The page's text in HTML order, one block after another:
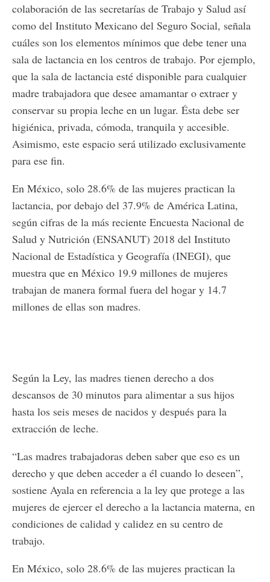
colaboración de las secretarías de Trabajo y Salud así
como del Instituto Mexicano del Seguro Social, señala
cuáles son los elementos mínimos que debe tener una
sala de lactancia en los centros de trabajo. Por ejemplo,
que la sala de lactancia esté disponible para cualquier
madre trabajadora que desee amamantar o extraer y
conservar su propia leche en un lugar. Ésta debe ser
higiénica, privada, cómoda, tranquila y accesible.
Asimismo, este espacio será utilizado exclusivamente
para ese fin.
En México, solo 28.6% de las mujeres practican la
lactancia, por debajo del 37.9% de América Latina,
según cifras de la más reciente Encuesta Nacional de
Salud y Nutrición (ENSANUT) 2018 del Instituto
Nacional de Estadística y Geografía (INEGI), que
muestra que en México 19.9 millones de mujeres
trabajan de manera formal fuera del hogar y 14.7
millones de ellas son madres.
Según la Ley, las madres tienen derecho a dos
descansos de 30 minutos para alimentar a sus hijos
hasta los seis meses de nacidos y después para la
extracción de leche.
“Las madres trabajadoras deben saber que eso es un
derecho y que deben acceder a él cuando lo deseen”,
sostiene Ayala en referencia a la ley que protege a las
mujeres de ejercer el derecho a la lactancia materna, en
condiciones de calidad y calidez en su centro de
trabajo.
En México, solo 28.6% de las mujeres practican la